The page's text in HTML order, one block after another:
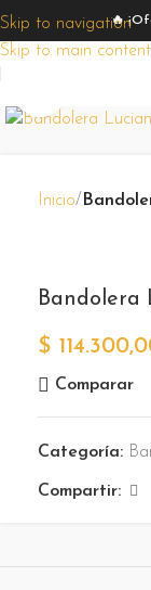
Skip to navigation
Skip to main content
🔥
Inicio
Bandolera
$
Comparar
Categoría:
Compartir: